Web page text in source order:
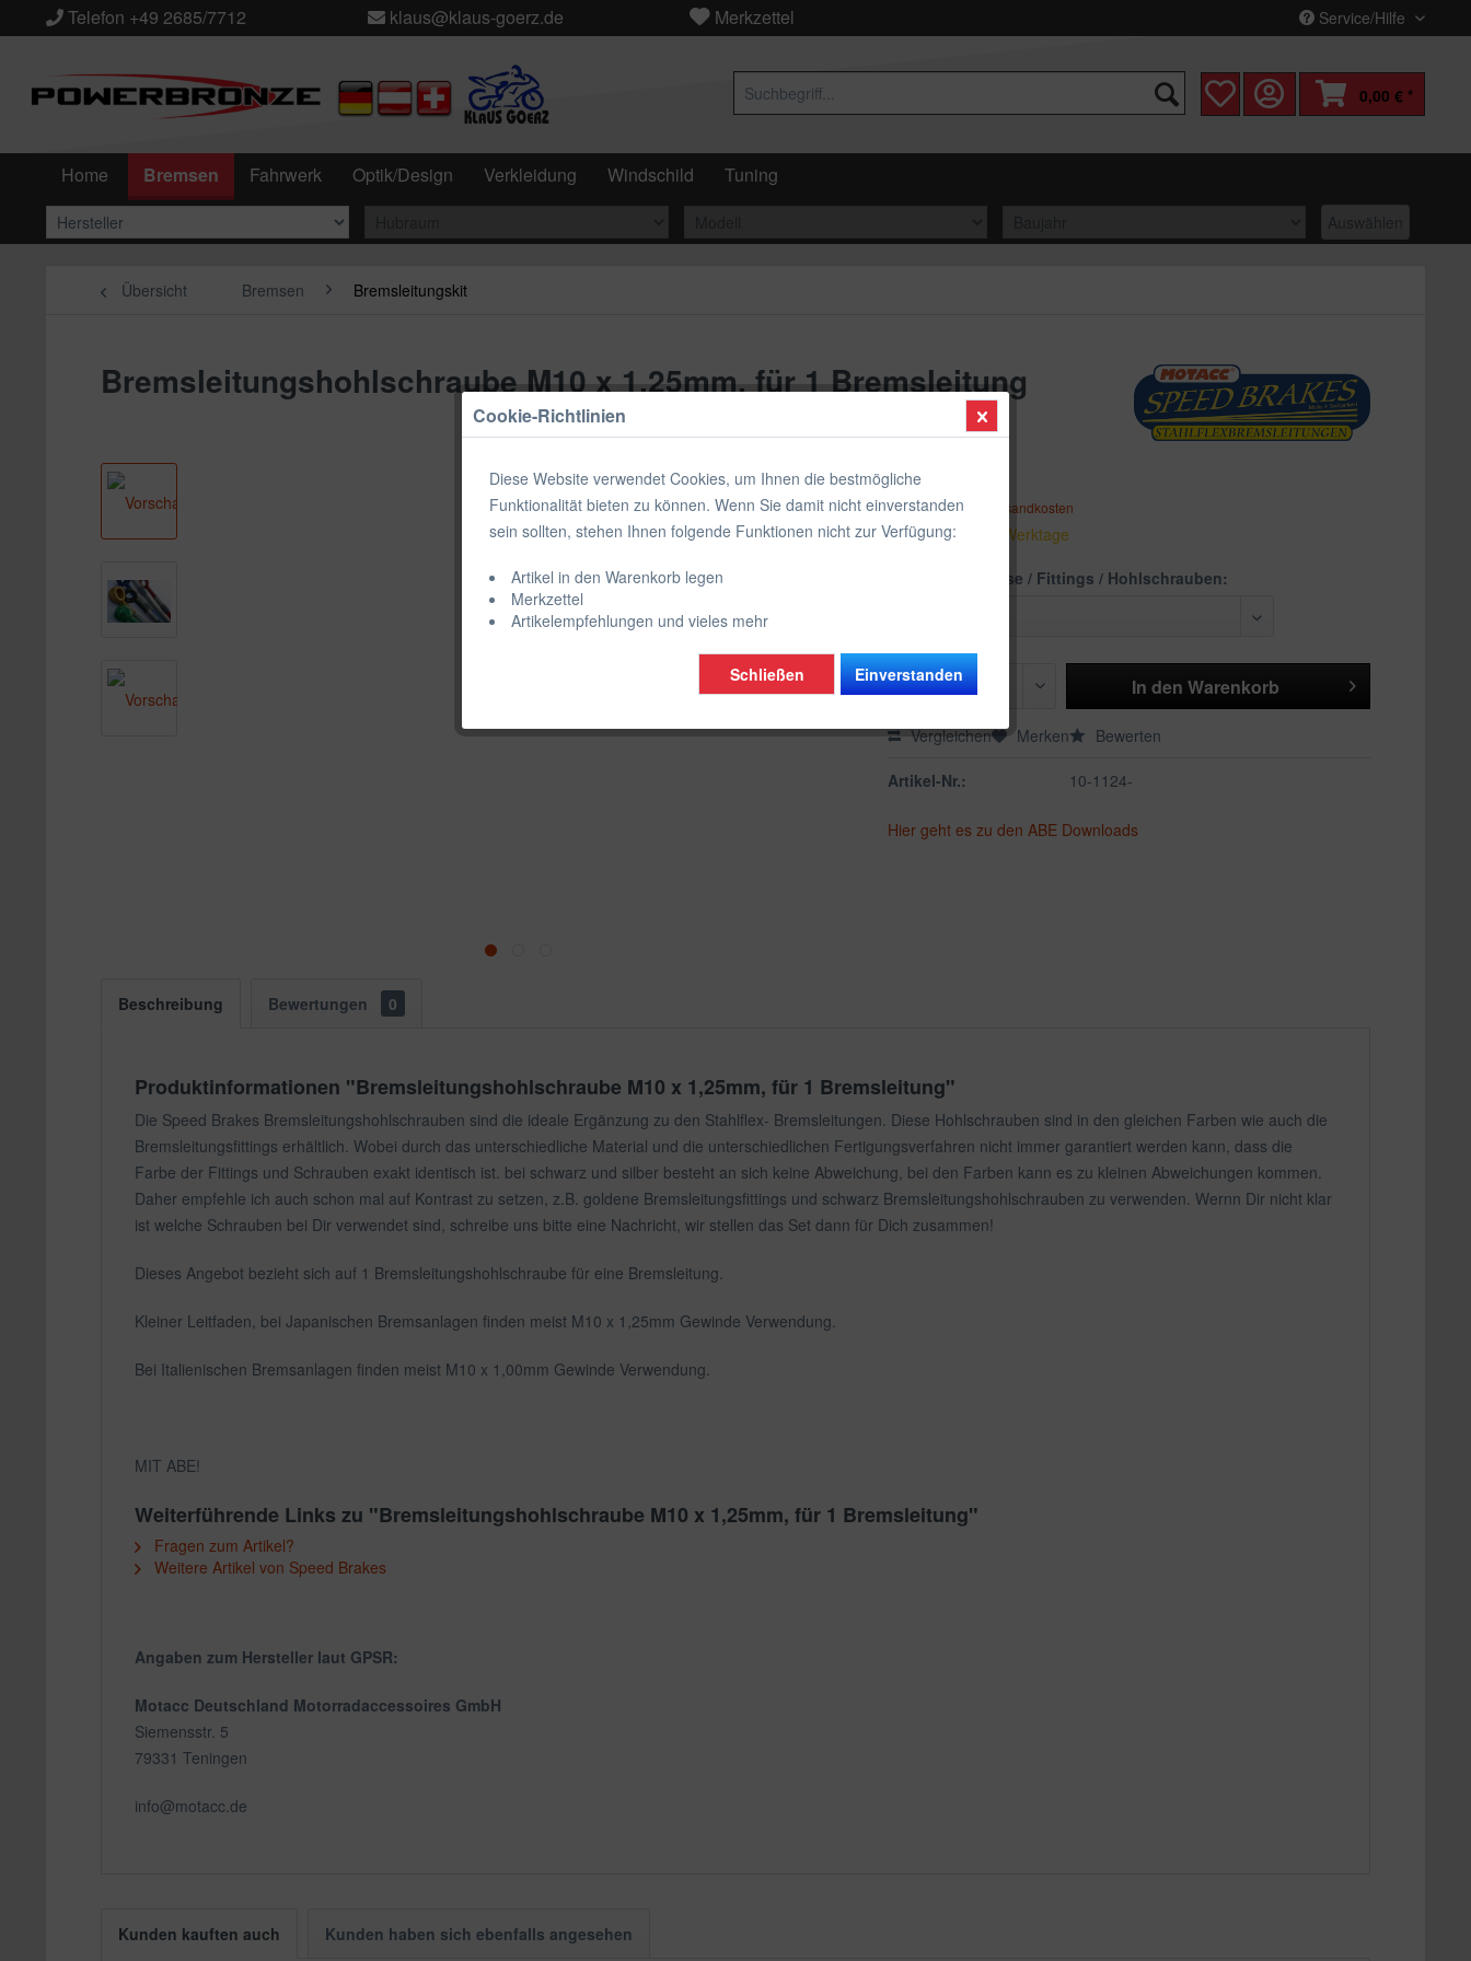
Service/Hilfe
Telefon +49 2685/7712 klaus@klaus-goerz.de Merkzettel
0,00 € *
Home Bremsen Fahrwerk Optik/Design Verkleidung Windschild Tuning
Auswählen
Übersicht Bremsen Bremsleitungskit
Bremsleitungshohlschraube M10 x 1,25mm, für 1 Bremsleitung
5,95 € *
inkl. MwSt.zzgl. Versandkosten
Lieferzeit 1-3 Werktage
Farbe Anschlüsse / Fittings / Hohlschrauben:
In den Warenkorb
Vergleichen Merken Bewerten
Artikel-Nr.: 10-1124-
Hier geht es zu den ABE Downloads
Beschreibung Bewertungen 0
Produktinformationen "Bremsleitungshohlschraube M10 x 1,25mm, für 1 Bremsleitung"
Die Speed Brakes Bremsleitungshohlschrauben sind die ideale Ergänzung zu den Stahlflex- Bremsleitungen. Diese Hohlschrauben sind in den gleichen Farben wie auch die
Bremsleitungsfittings erhältlich. Wobei durch das unterschiedliche Material und die unterschiedlichen Fertigungsverfahren nicht immer garantiert werden kann, dass die
Farbe der Fittings und Schrauben exakt identisch ist. bei schwarz und silber besteht an sich keine Abweichung, bei den Farben kann es zu kleinen Abweichungen kommen.
Daher empfehle ich auch schon mal auf Kontrast zu setzen, z.B. goldene Bremsleitungsfittings und schwarz Bremsleitungshohlschrauben zu verwenden. Wernn Dir nicht klar
ist welche Schrauben bei Dir verwendet sind, schreibe uns bitte eine Nachricht, wir stellen das Set dann für Dich zusammen!
Dieses Angebot bezieht sich auf 1 Bremsleitungshohlschraube für eine Bremsleitung.
Kleiner Leitfaden, bei Japanischen Bremsanlagen finden meist M10 x 1,25mm Gewinde Verwendung.
Bei Italienischen Bremsanlagen finden meist M10 x 1,00mm Gewinde Verwendung.
MIT ABE!
Weiterführende Links zu "Bremsleitungshohlschraube M10 x 1,25mm, für 1 Bremsleitung"
Fragen zum Artikel?
Weitere Artikel von Speed Brakes
Angaben zum Hersteller laut GPSR:
Motacc Deutschland Motorradaccessoires GmbH
Siemensstr. 5
79331 Teningen
info@motacc.de
Kunden kauften auch Kunden haben sich ebenfalls angesehen
Cookie-Richtlinien
Diese Website verwendet Cookies, um Ihnen die bestmögliche
Funktionalität bieten zu können. Wenn Sie damit nicht einverstanden
sein sollten, stehen Ihnen folgende Funktionen nicht zur Verfügung:
Artikel in den Warenkorb legen
Merkzettel
Artikelempfehlungen und vieles mehr
Einverstanden
Schließen